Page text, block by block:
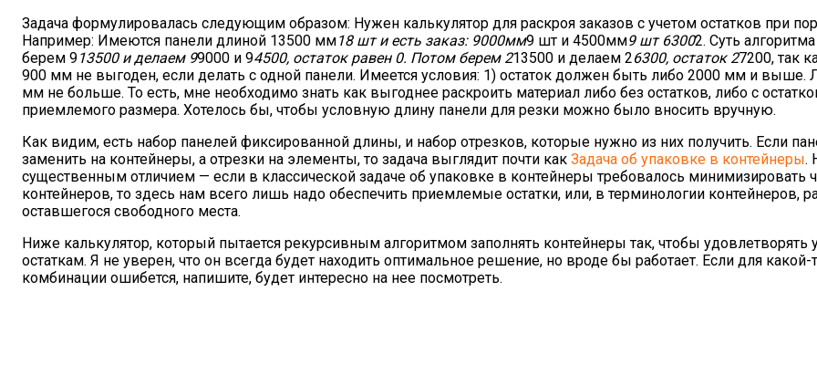
Задача формулировалась следующим образом: Нужен калькулятор для раскроя заказов с учетом остатков при
Например: Имеются панели длиной 13500 мм18 шт и есть заказ: 9000мм9 шт и 4500мм9 шт 63002. Суть алгоритма
берем 913500 и делаем 99000 и 94500, остаток равен 0. Потом берем 213500 и делаем 26300, остаток 27200, так
900 мм не выгоден, если делать с одной панели. Имеется условия: 1) остаток должен быть либо 2000 мм и выше.
мм не больше. То есть, мне необходимо знать как выгоднее раскроить материал либо без остатков, либо с
приемлемого размера. Хотелось бы, чтобы условную длину панели для резки можно было вносить вручную.
Как видим, есть набор панелей фиксированной длины, и набор отрезков, которые нужно из них получить. Если
заменить на контейнеры, а отрезки на элементы, то задача выглядит почти как Задача об упаковке в контейнеры.
существенным отличием — если в классической задаче об упаковке в контейнеры требовалось минимизировать
контейнеров, то здесь нам всего лишь надо обеспечить приемлемые остатки, или, в терминологии контейнеров,
оставшегося свободного места.
Ниже калькулятор, который пытается рекурсивным алгоритмом заполнять контейнеры так, чтобы удовлетворять
остаткам. Я не уверен, что он всегда будет находить оптимальное решение, но вроде бы работает. Если для какой-
комбинации ошибется, напишите, будет интересно на нее посмотреть.